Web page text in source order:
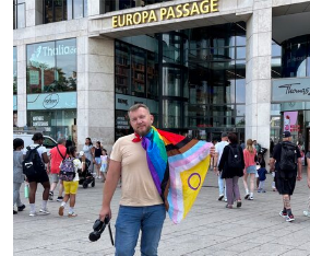
unterstützen
abo
genossenschaft
epaper login